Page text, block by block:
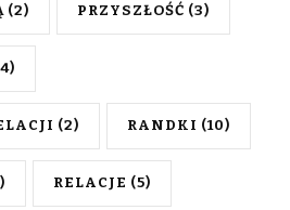
(2) PRZYSZŁOŚĆ (3)
(2) RANDKI (10)
RELACJE (5)